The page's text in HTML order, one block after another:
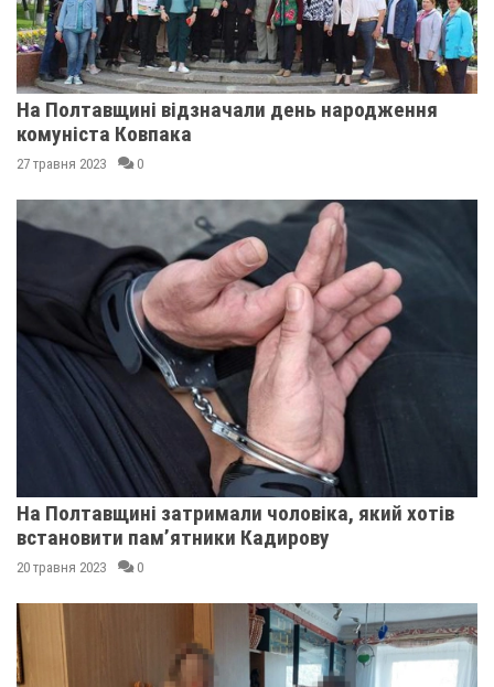
На Полтавщині відзначали день народження
комуніста Ковпака
27 травня 2023 0
На Полтавщині затримали чоловіка, який хотів
встановити пам’ятники Кадирову
20 травня 2023 0